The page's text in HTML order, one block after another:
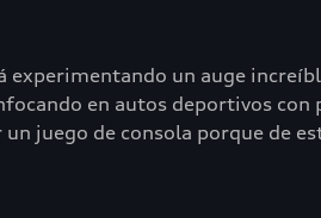
experimentando un auge
en autos deportivos con
juego de consola porque de